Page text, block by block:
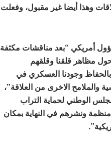
وهذا أيضا غير مقبول، وفعلت
أمريكي “بعد مناقشات مكثفة
مظاهر قلقنا وقلقهم
وجودنا العسكري في
والملامح الاخرى من العلاقة”،
الوطني لحماية التراب
ونشرهم في النهاية بمكان